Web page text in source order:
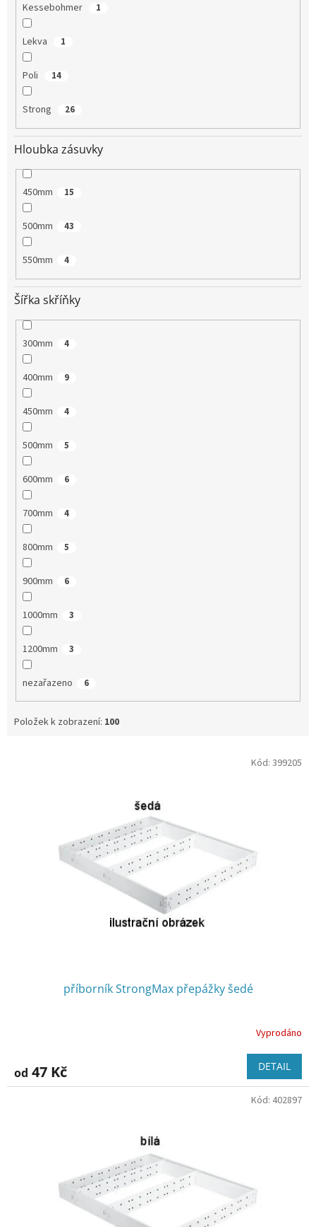
Kessebohmer 1
Lekva 1
Poli 14
Strong 26
Hloubka zásuvky
450mm 15
500mm 43
550mm 4
Šířka skříňky
300mm 4
400mm 9
450mm 4
500mm 5
600mm 6
700mm 4
800mm 5
900mm 6
1000mm 3
1200mm 3
nezařazeno 6
Položek k zobrazení: 100
příborník StrongMax přepážky šedé
Vyprodáno
od 47 Kč DETAIL
Kód: 399205
Kód: 402897